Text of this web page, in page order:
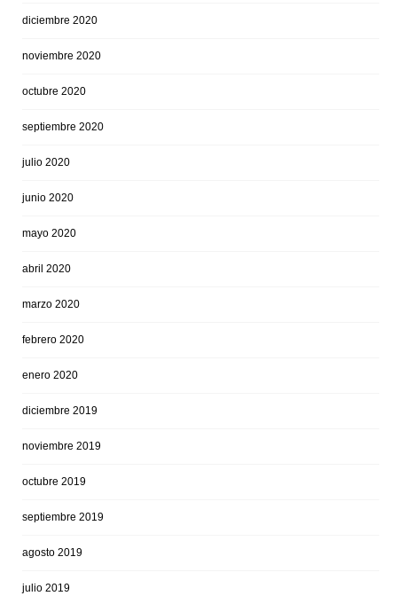
diciembre 2020
noviembre 2020
octubre 2020
septiembre 2020
julio 2020
junio 2020
mayo 2020
abril 2020
marzo 2020
febrero 2020
enero 2020
diciembre 2019
noviembre 2019
octubre 2019
septiembre 2019
agosto 2019
julio 2019